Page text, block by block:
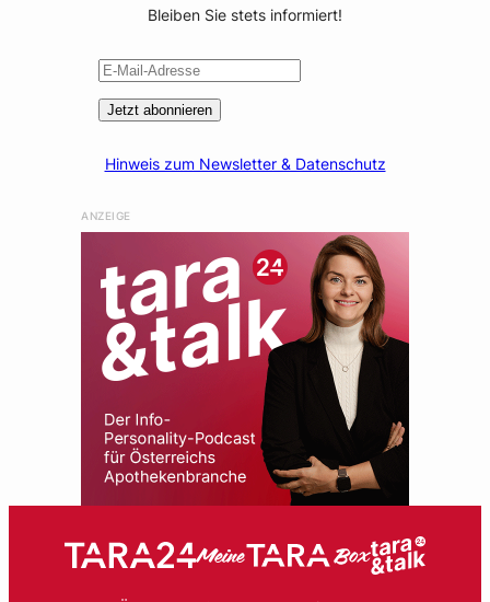
Bleiben Sie stets informiert!
Jetzt abonnieren
Hinweis zum Newsletter & Datenschutz
ANZEIGE